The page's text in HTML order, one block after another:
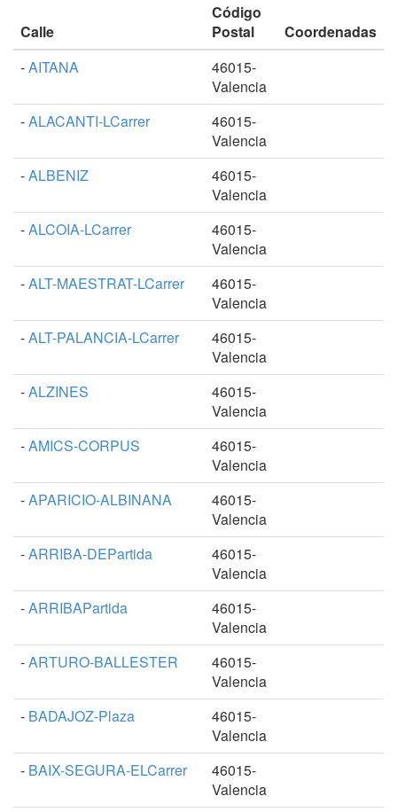
Calle
Código
Postal
Coordenadas
-AITANA
46015-
Valencia
-ALACANTI-LCarrer
46015-
Valencia
-ALBENIZ
46015-
Valencia
-ALCOIA-LCarrer
46015-
Valencia
-ALT-MAESTRAT-LCarrer
46015-
Valencia
-ALT-PALANCIA-LCarrer
46015-
Valencia
-ALZINES
46015-
Valencia
-AMICS-CORPUS
46015-
Valencia
-APARICIO-ALBINANA
46015-
Valencia
-ARRIBA-DEPartida
46015-
Valencia
-ARRIBAPartida
46015-
Valencia
-ARTURO-BALLESTER
46015-
Valencia
- BADAJOZ-Plaza
46015-
Valencia
- BAIX-SEGURA-ELCarrer
46015-
Valencia